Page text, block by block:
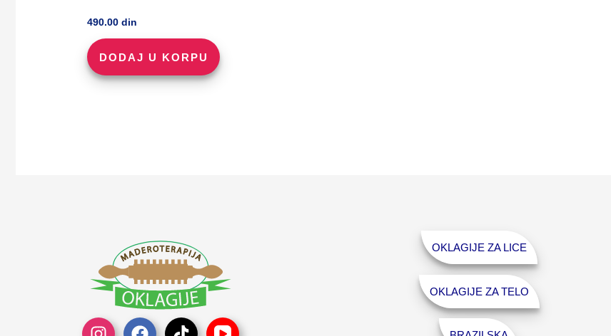
490.00din
DODAJ U KORPU
OKLAGIJE ZA LICE
OKLAGIJE ZA TELO